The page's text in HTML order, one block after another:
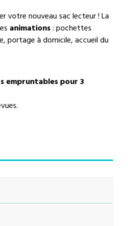
votre nouveau sac lecteur !La
animations: pochettes
portage à domicile, accueil du
empruntables pour 3